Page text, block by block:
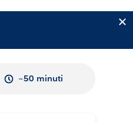
~50 minuti